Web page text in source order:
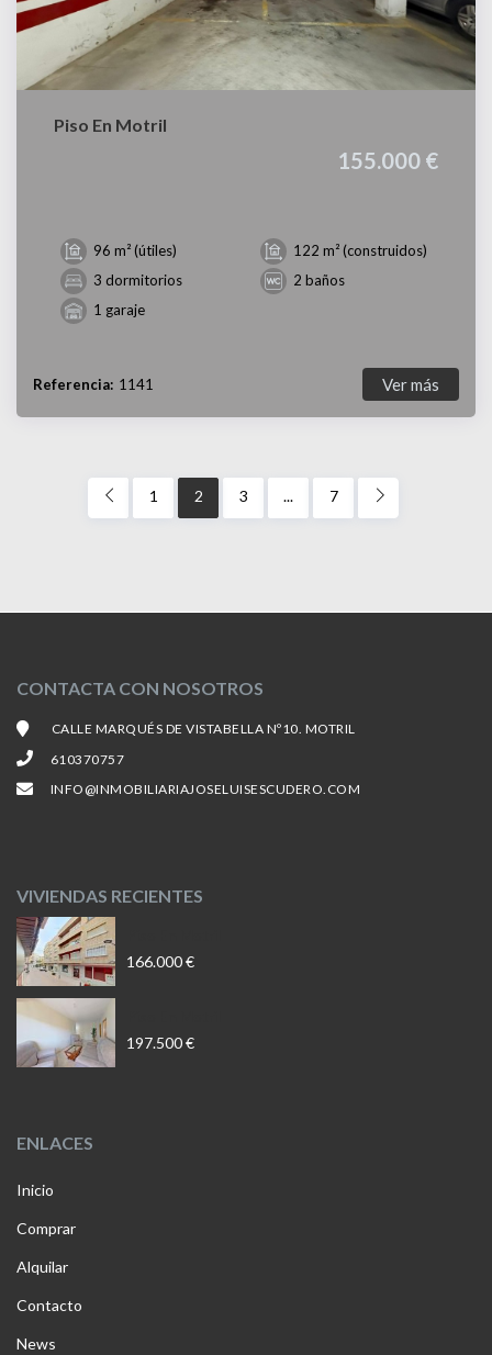
Piso En Motril
155.000 €
96 m² (útiles)
122 m² (construidos)
3 dormitorios
2 baños
1 garaje
Referencia: 1141 Ver más
1 2 3 ... 7
CONTACTA CON NOSOTROS
CALLE MARQUÉS DE VISTABELLA Nº10. MOTRIL
610370757
INFO@INMOBILIARIAJOSELUISESCUDERO.COM
VIVIENDAS RECIENTES
166.000 €
197.500 €
ENLACES
Inicio
Comprar
Alquilar
Contacto
News